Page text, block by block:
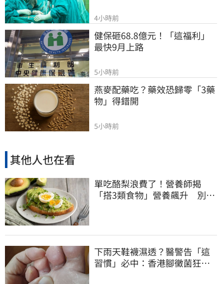
4小時前
健保砸68.8億元！「這福利」
最快9月上路
5小時前
燕麥配藥吃？藥效恐歸零「3藥
物」得錯開
5小時前
其他人也在看
單吃酪梨浪費了！營養師揭
「搭3類食物」營養飆升 別再
下雨天鞋襪濕透？醫警告「這
習慣」必中：香港腳黴菌狂孳